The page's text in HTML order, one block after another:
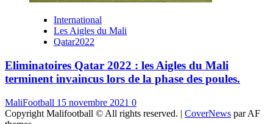
International
Les Aigles du Mali
Qatar2022
Eliminatoires Qatar 2022 : les Aigles du Mali
terminent invaincus lors de la phase des poules.
MaliFootball 15 novembre 2021 0
Copyright Malifootball © All rights reserved. | CoverNews par AF